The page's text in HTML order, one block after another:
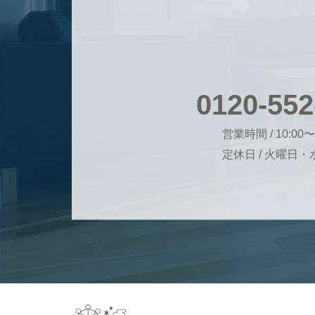
0120-
営業時間 / 10:00
定休日 / 火曜日・